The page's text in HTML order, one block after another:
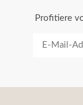
Profitiere